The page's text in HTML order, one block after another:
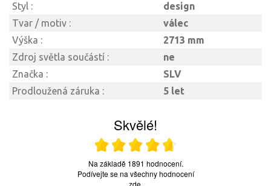
Styl :
design
Tvar / motiv :
válec
Výška :
2713 mm
Zdroj světla součástí :
ne
Značka :
SLV
Prodloužená záruka :
5 let